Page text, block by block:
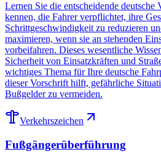
Lernen Sie die entscheidende
kennen, die Fahrer verpflichtet, ihre
Schrittgeschwindigkeit zu reduzieren
maximieren, wenn sie an stehenden
vorbeifahren. Dieses wesentliche
Sicherheit von Einsatzkräften und
wichtiges Thema für Ihre deutsche
dieser Vorschrift hilft, gefährliche
Bußgelder zu vermeiden.
Verkehrszeichen
Fußgängerüberführung